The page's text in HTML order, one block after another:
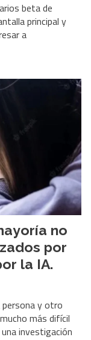
beta de
principal y
a
no
por
la IA.
y otro
más difícil
investigación